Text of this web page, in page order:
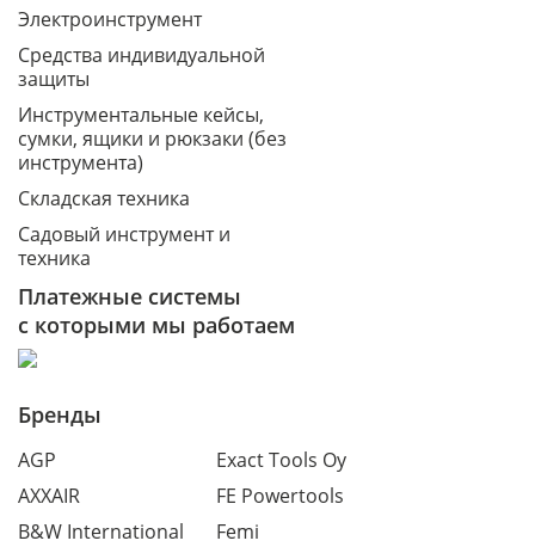
Электроинструмент
Средства индивидуальной
защиты
Инструментальные кейсы,
сумки, ящики и рюкзаки (без
инструмента)
Складская техника
Садовый инструмент и
техника
Платежные системы
с которыми мы работаем
Бренды
AGP
AXXAIR
B&W International
Exact Tools Oy
FE Powertools
Femi